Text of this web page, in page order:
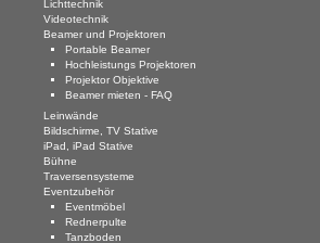
Lichttechnik
Videotechnik
Beamer und Projektoren
Portable Beamer
Hochleistungs Projektoren
Projektor Objektive
Beamer mieten - FAQ
Leinwände
Bildschirme, TV Stative
iPad, iPad Stative
Bühne
Traversensysteme
Eventzubehör
Eventmöbel
Rednerpulte
Tanzboden